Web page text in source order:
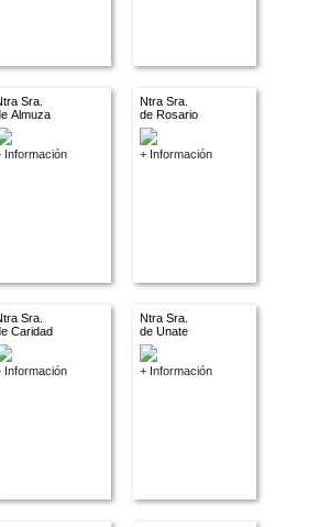
Sra.
Almuza
Información
Ntra Sra.
de Rosario
+ Información
Sra.
Caridad
Información
Ntra Sra.
de Unate
+ Información